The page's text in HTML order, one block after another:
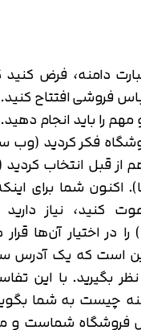
دامنه، فرض
فروشی افتتاح کنید.
را باید انجام
فکر کردید (وب
از قبل انتخاب
شما برای
کنید، نیاز
در اختیار آن‌ها
این است که یک
بگیرید. با این
چیست به شما
فروشگاه شماست و